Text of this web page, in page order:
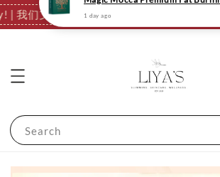
我们支持全球发货，运费结算页自动计算。
Search